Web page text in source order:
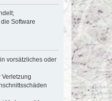
Software
vorsätzliches oder